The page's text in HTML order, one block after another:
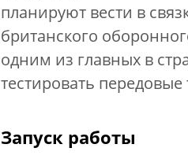
планируют вести в
британского
одним из главных в
тестировать
Запуск работы